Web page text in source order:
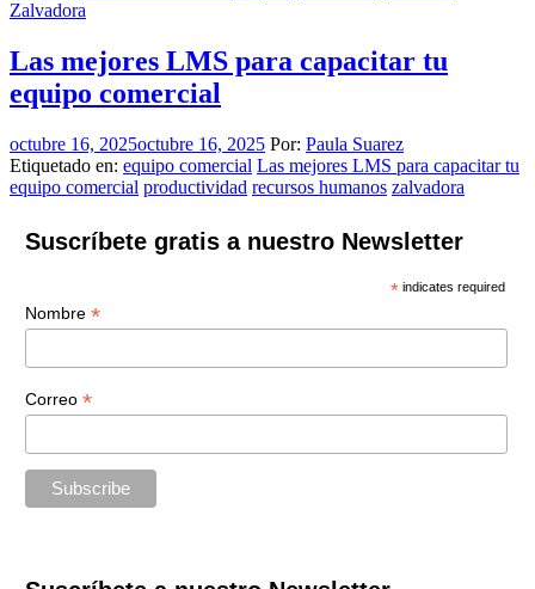
Zalvadora
Las mejores LMS para capacitar tu
equipo comercial
octubre 16, 2025octubre 16, 2025 Por: Paula Suarez
Etiquetado en: equipo comercial Las mejores LMS para capacitar tu
equipo comercial productividad recursos humanos zalvadora
Suscríbete gratis a nuestro Newsletter
* indicates required
Nombre *
Correo *